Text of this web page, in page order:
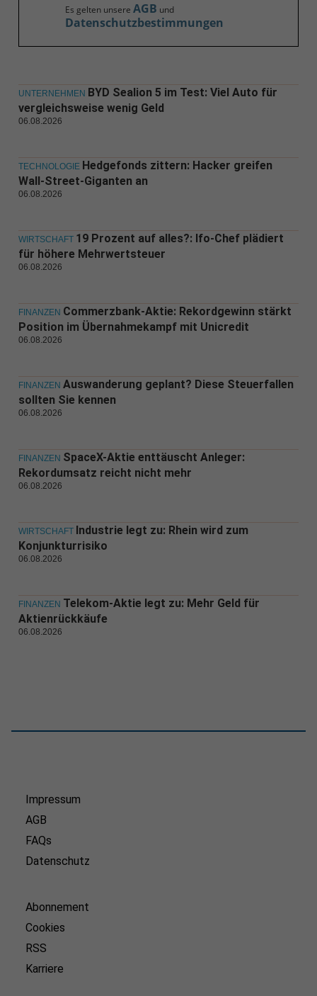
Es gelten unsere AGB und
Datenschutzbestimmungen
UNTERNEHMEN BYD Sealion 5 im Test: Viel Auto für
vergleichsweise wenig Geld
06.08.2026
TECHNOLOGIE Hedgefonds zittern: Hacker greifen
Wall-Street-Giganten an
06.08.2026
WIRTSCHAFT 19 Prozent auf alles?: Ifo-Chef plädiert
für höhere Mehrwertsteuer
06.08.2026
FINANZEN Commerzbank-Aktie: Rekordgewinn stärkt
Position im Übernahmekampf mit Unicredit
06.08.2026
FINANZEN Auswanderung geplant? Diese Steuerfallen
sollten Sie kennen
06.08.2026
FINANZEN SpaceX-Aktie enttäuscht Anleger:
Rekordumsatz reicht nicht mehr
06.08.2026
WIRTSCHAFT Industrie legt zu: Rhein wird zum
Konjunkturrisiko
06.08.2026
FINANZEN Telekom-Aktie legt zu: Mehr Geld für
Aktienrückkäufe
06.08.2026
Impressum
AGB
FAQs
Datenschutz
Abonnement
Cookies
RSS
Karriere